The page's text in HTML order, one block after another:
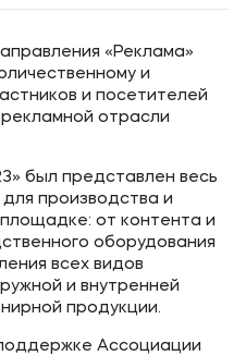
«Реклама»
и
и посетителей
отрасли
был представлен весь
для производства и
от контента и
оборудования
всех видов
и внутренней
продукции.
Ассоциации